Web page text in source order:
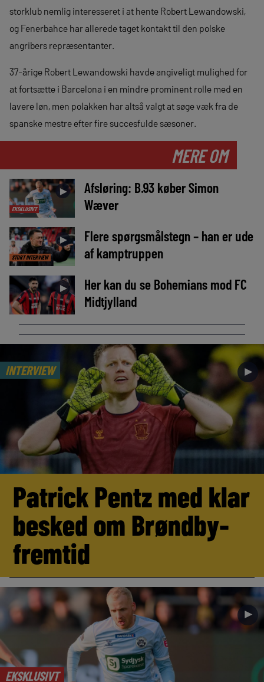
storklub nemlig interesseret i at hente Robert Lewandowski,
og Fenerbahce har allerede taget kontakt til den polske
angribers repræsentanter.
37-årige Robert Lewandowski havde angiveligt mulighed for
at fortsætte i Barcelona i en mindre prominent rolle med en
lavere løn, men polakken har altså valgt at søge væk fra de
spanske mestre efter fire succesfulde sæsoner.
MERE OM
EKSKLUSIVT
►
Afsløring: B.93 køber Simon
Wæver
STORT INTERVIEW
►
Flere spørgsmålstegn – han er ude
af kamptruppen
►
Her kan du se Bohemians mod FC
Midtjylland
INTERVIEW ►
Patrick Pentz med klar
besked om Brøndby-
fremtid
EKSKLUSIVT
►